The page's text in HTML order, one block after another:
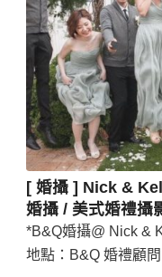
[ 婚攝 ] Nick &
婚攝 / 美式婚禮攝
*B&Q婚攝@ Nick &
地點：B&Q 婚禮顧